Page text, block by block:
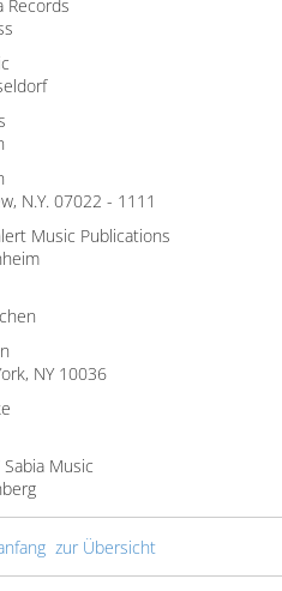
Records
N.Y. 07022 - 1111
Music Publications
NY 10036
Music
zur Übersicht